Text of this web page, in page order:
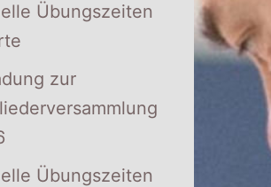
Übungszeiten
zur
Übungszeiten